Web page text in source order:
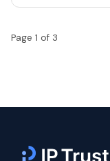
Page 1 of 3